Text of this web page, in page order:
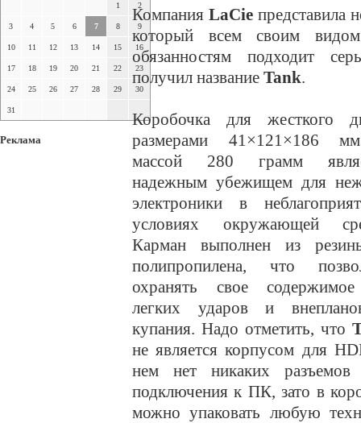
1 2
3 4 5 6 7 8 9
10 11 12 13 14 15 16
17 18 19 20 21 22 23
24 25 26 27 28 29 30
31
Реклама
Компания LaCieпредставила
который всем своим
обязанностям подходит
получил название Tank.
Коробочка для жесткого
размерами 41×121×186
массой 280 грамм
надежным убежищем для
электроники в
условиях окружающей
Карман выполнен из
полипропилена, что
охранять свое
легких ударов и
купания. Надо отметить, что
не является корпусом для
нем нет никаких разъемов
подключения к ПК, зато в
можно упаковать любую